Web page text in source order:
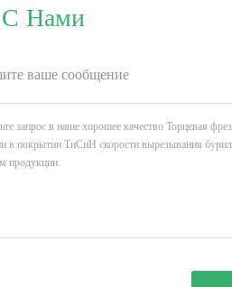
С Нами
ваше сообщение